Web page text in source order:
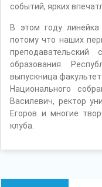
событий, ярких
В этом году
потому что наших
преподавательский
образования
выпускница
Национального
Василевич, ректор
Егоров и многие
клуба.
Навигация